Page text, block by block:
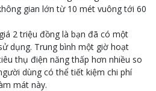
gian lớn từ 10 mét vuông tới 60
2 triệu đồng là bạn đã có một
dụng. Trung bình một giờ hoạt
thụ điện năng thấp hơn nhiều so
dùng có thể tiết kiệm chi phí
mát này.